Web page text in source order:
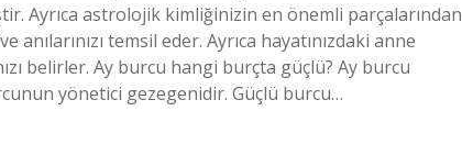
Ayrıca astrolojik kimliğinizin en önemli parçalarından
temsil eder. Ayrıca hayatınızdaki anne
belirler. Ay burcu hangi burçta güçlü? Ay burcu
yönetici gezegenidir. Güçlü burcu…